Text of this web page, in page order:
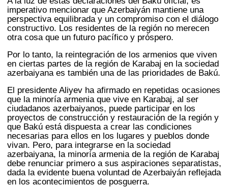
imperativo mencionar que Azerbaiyán mantiene una
perspectiva equilibrada y un compromiso con el diálogo
constructivo. Los residentes de la región no merecen
otra cosa que un futuro pacífico y próspero.
Por lo tanto, la reintegración de los armenios que viven
en ciertas partes de la región de Karabaj en la sociedad
azerbaiyana es también una de las prioridades de Bakú.
El presidente Aliyev ha afirmado en repetidas ocasiones
que la minoría armenia que vive en Karabaj, al ser
ciudadanos azerbaiyanos, puede participar en los
proyectos de construcción y restauración de la región y
que Bakú está dispuesta a crear las condiciones
necesarias para ellos en los lugares y pueblos donde
vivan. Pero, para integrarse en la sociedad
azerbaiyana, la minoría armenia de la región de Karabaj
debe renunciar primero a sus aspiraciones separatistas,
dada la evidente buena voluntad de Azerbaiyán reflejada
en los acontecimientos de posguerra.